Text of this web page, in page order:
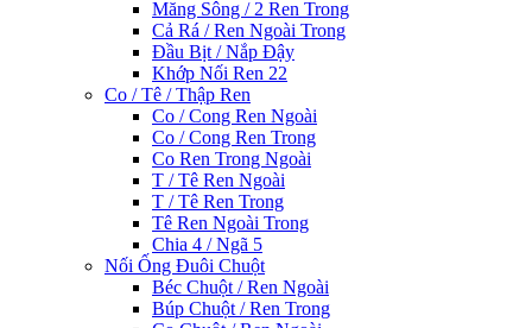
Măng Sông / 2 Ren Trong
Cả Rá / Ren Ngoài Trong
Đầu Bịt / Nắp Đậy
Khớp Nối Ren 22
Co / Tê / Thập Ren
Co / Cong Ren Ngoài
Co / Cong Ren Trong
Co Ren Trong Ngoài
T / Tê Ren Ngoài
T / Tê Ren Trong
Tê Ren Ngoài Trong
Chia 4 / Ngã 5
Nối Ống Đuôi Chuột
Béc Chuột / Ren Ngoài
Búp Chuột / Ren Trong